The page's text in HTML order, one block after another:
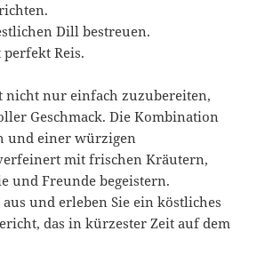
Dill bestreuen.
perfekt Reis.
nicht nur einfach zuzubereiten,
Geschmack. Die Kombination
und einer würzigen
mit frischen Kräutern,
und Freunde begeistern.
aus und erleben Sie ein köstliches
das in kürzester Zeit auf dem